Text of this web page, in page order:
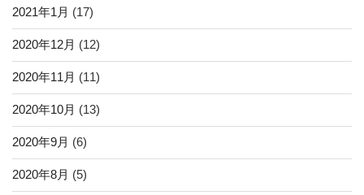
2021年1月 (17)
2020年12月 (12)
2020年11月 (11)
2020年10月 (13)
2020年9月 (6)
2020年8月 (5)